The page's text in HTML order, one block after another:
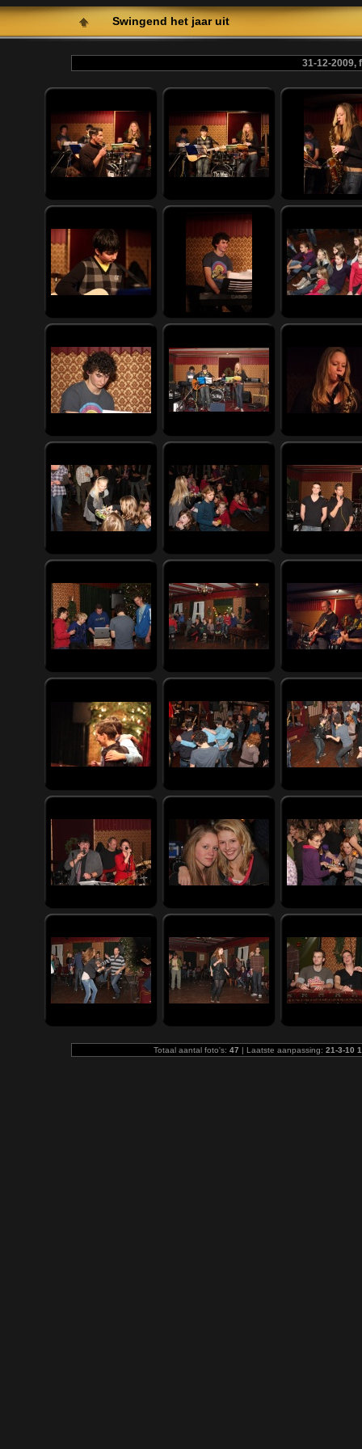
Swingend het jaar uit
31-12-2009,
Totaal aantal foto's: 47 | Laatste aanpassing: 21-3-10